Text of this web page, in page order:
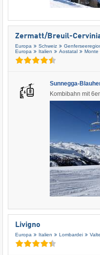
Zermatt/​Breuil-
Europa Schweiz
Europa
Italien Aostatal Monte
Sunnegga-
Kombibahn mit
Livigno
Europa Italien Lombardei